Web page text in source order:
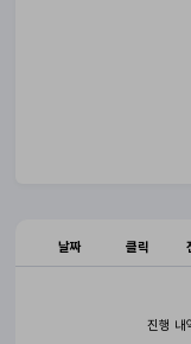
날짜 클릭
진행 내